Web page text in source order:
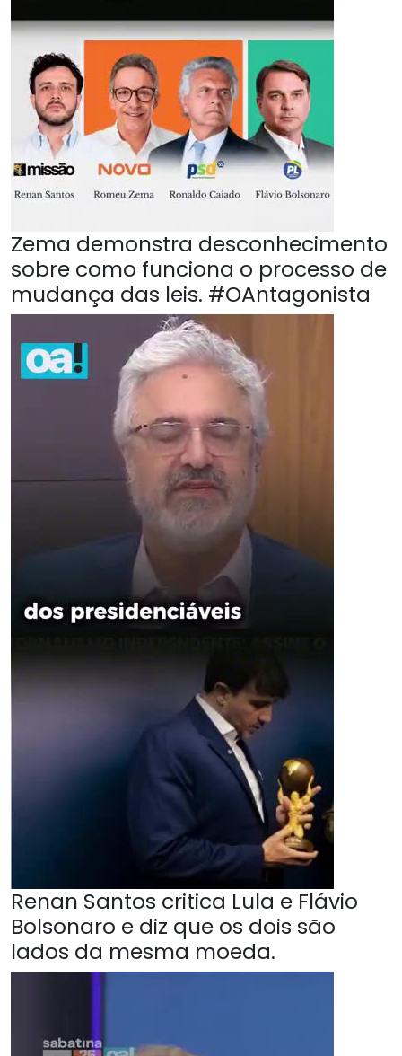
Zema demonstra desconhecimento
sobre como funciona o processo de
mudança das leis. #OAntagonista
Renan Santos critica Lula e Flávio
Bolsonaro e diz que os dois são
lados da mesma moeda.